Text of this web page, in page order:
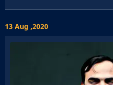
13 Aug ,2020